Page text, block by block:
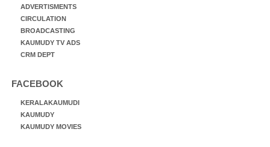
ADVERTISMENTS
CIRCULATION
BROADCASTING
KAUMUDY TV ADS
CRM DEPT
FACEBOOK
KERALAKAUMUDI
KAUMUDY
KAUMUDY MOVIES